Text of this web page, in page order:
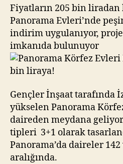
Fiyatların 205 bin liradan
Panorama Evleri’nde
indirim uygulanıyor,
imkanıda bulunuyor
Gençler İnşaat tarafında
yükselen Panorama
daireden meydana
tipleri 3+1 olarak
Panorama’da daireler
aralığında.